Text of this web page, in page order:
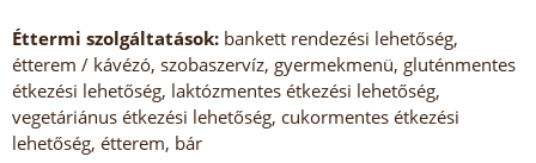
Éttermi szolgáltatások: bankett rendezési lehetőség,
étterem / kávézó, szobaszervíz, gyermekmenü, gluténmentes
étkezési lehetőség, laktózmentes étkezési lehetőség,
vegetáriánus étkezési lehetőség, cukormentes étkezési
lehetőség, étterem, bár